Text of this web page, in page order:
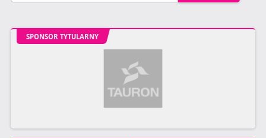
SPONSOR TYTULARNY